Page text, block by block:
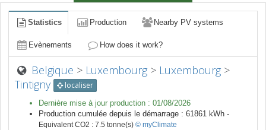
Statistics Production Nearby PV systems
Evènements How does it work?
Belgique > Luxembourg > Luxembourg >
Tintigny
localiser
Dernière mise à jour production : 01/08/2026
Production cumulée depuis le démarrage : 61861 kWh -
Equivalent CO2 : 7.5 tonne(s) © myClimate